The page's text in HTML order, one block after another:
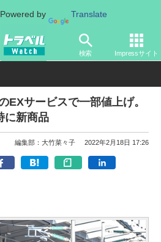
Powered by Translate
検索 Impressサイト
・官庁 鉄道 JR
EXサービスで一部値上げ。
に新商品
編集部：大竹菜々子 2022年2月18日 17:26